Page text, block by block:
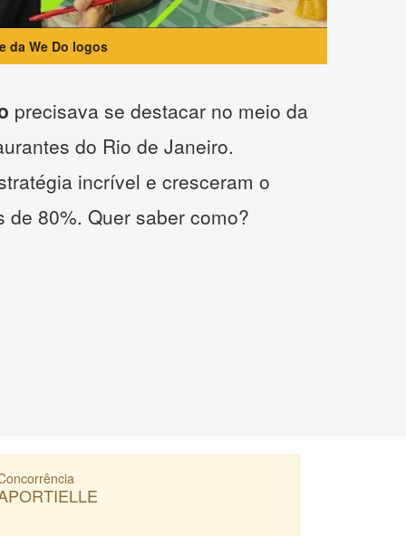
da We Do logos
precisava se destacar no meio da
do Rio de Janeiro.
incrível e cresceram o
de 80%. Quer saber como?